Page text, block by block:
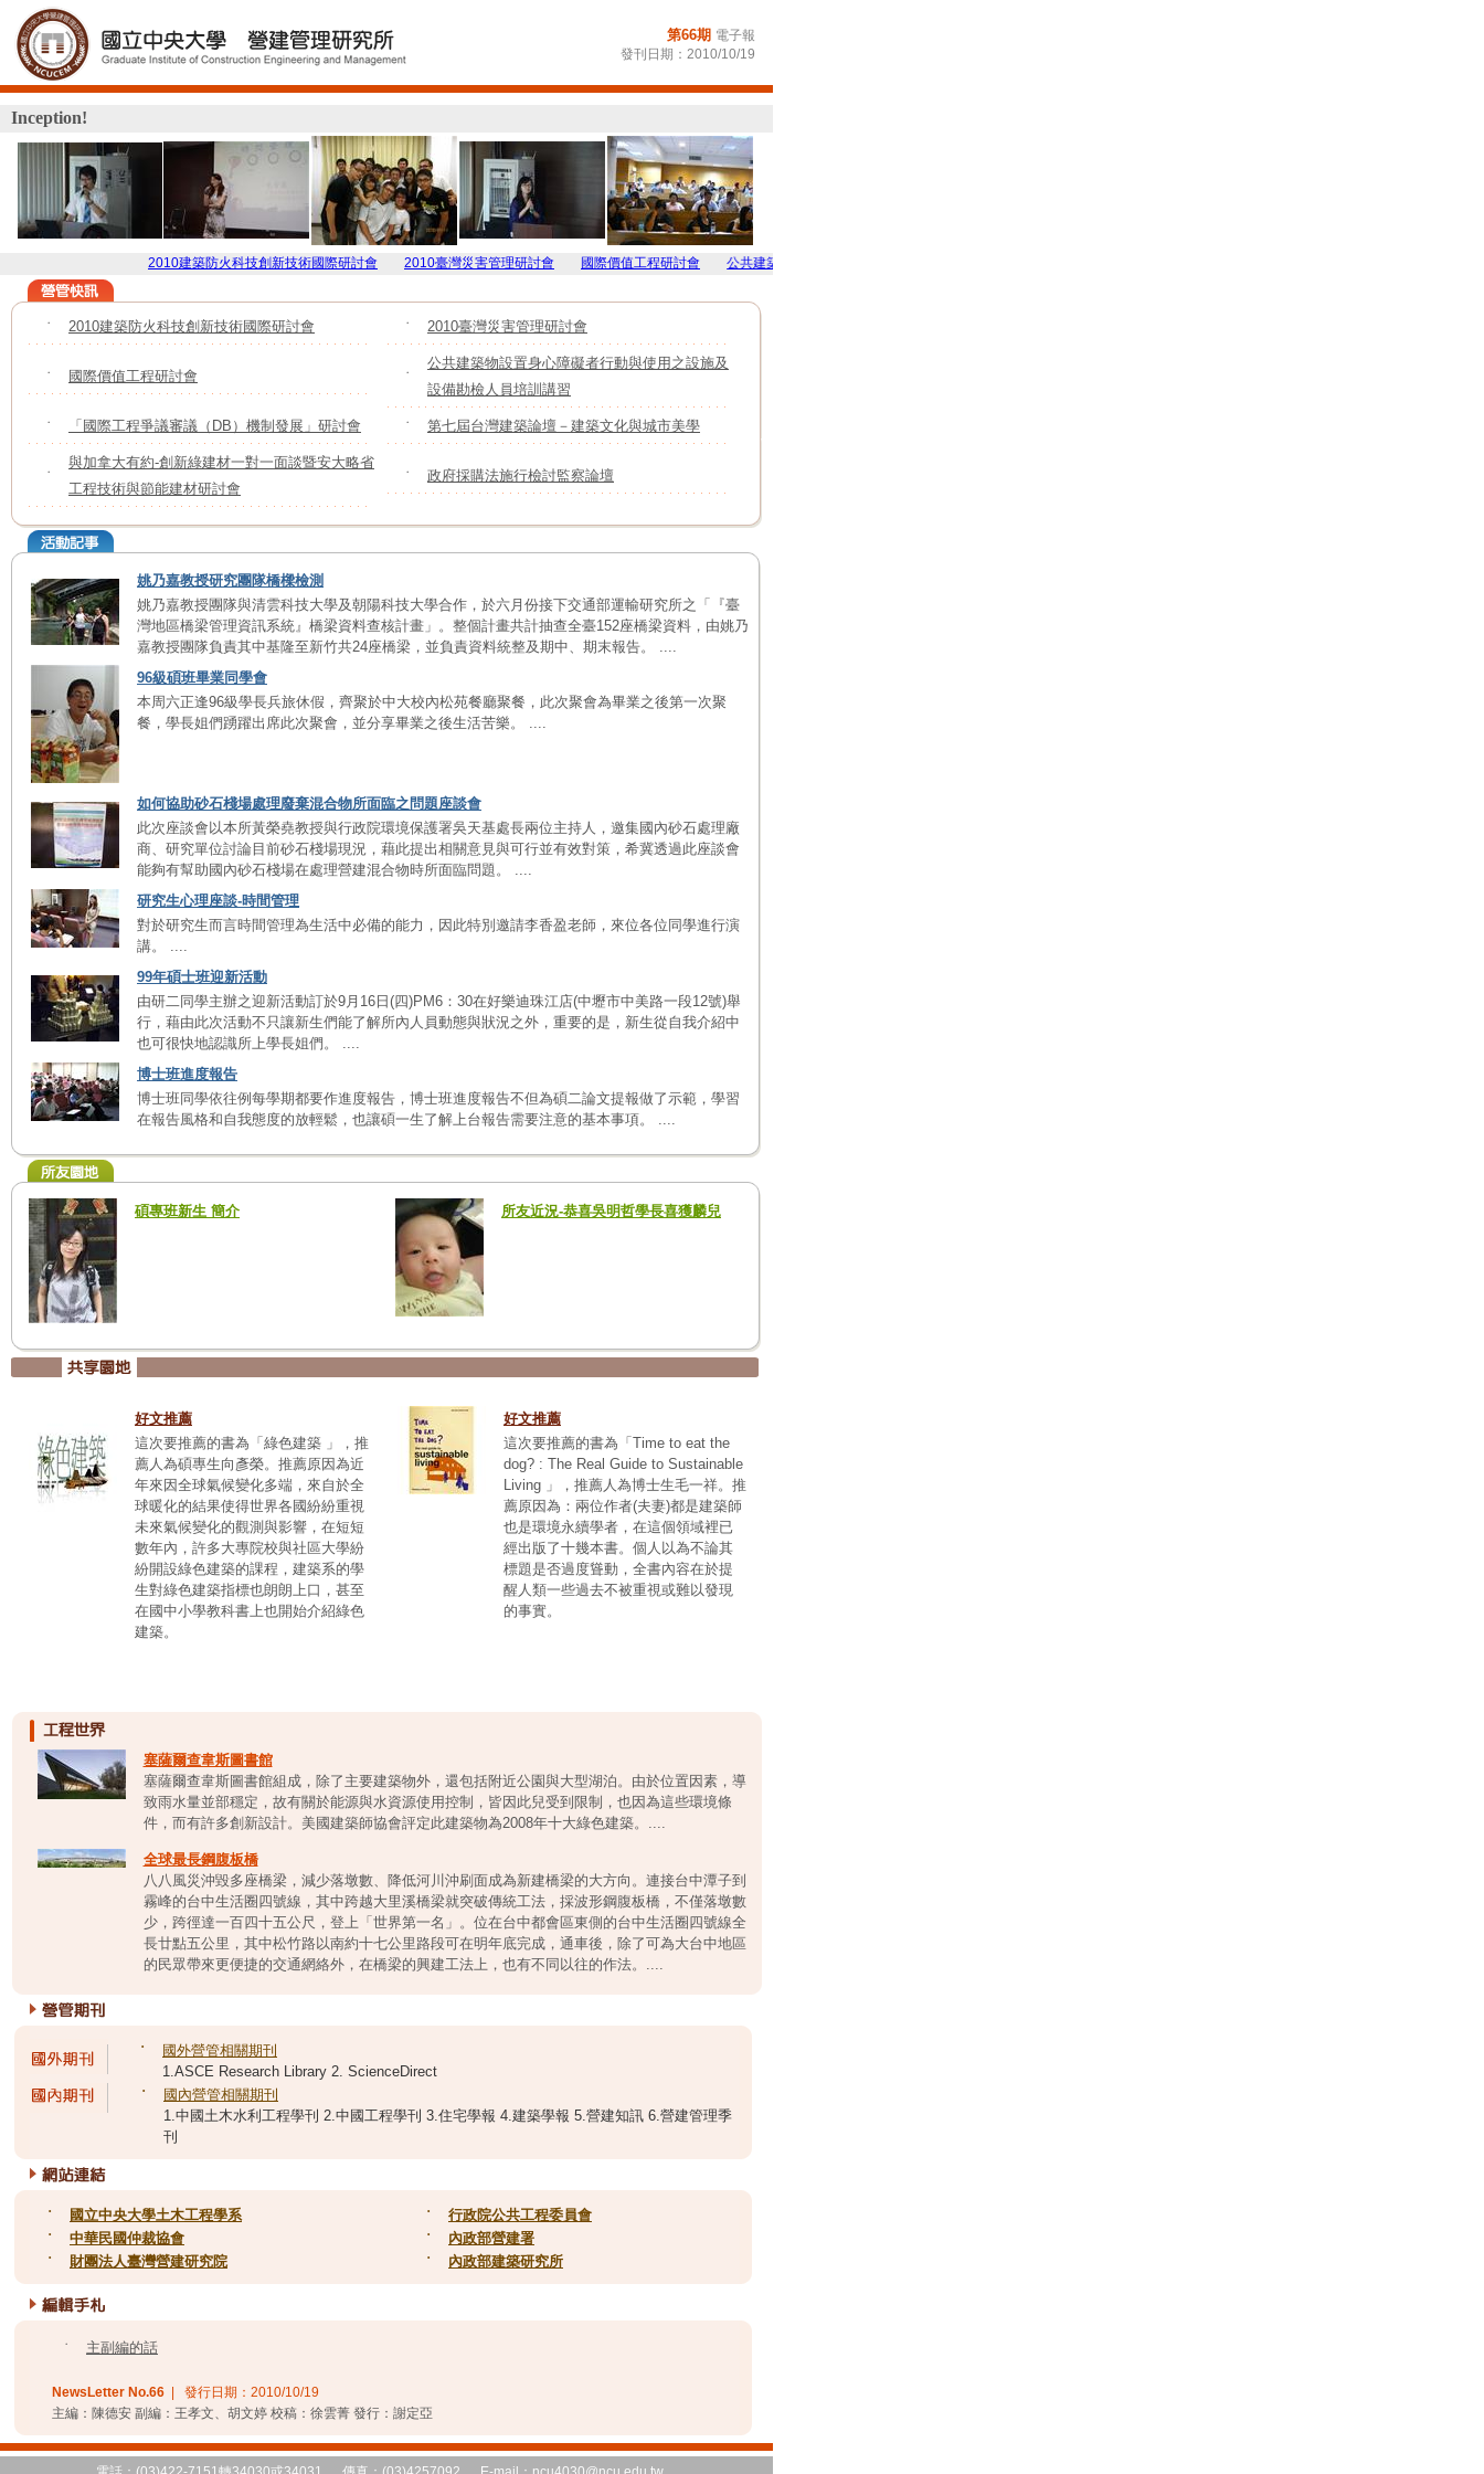
第66期 電子報
發刊日期： 2010/10/19
Inception!
2010建築防火科技創新技術國際研討會 2010臺灣災害管理研討會 國際價值工程研討會 公共建築物設置身心障礙者行動與使用之設施及設備勘檢人員培訓講習
˙ 2010建築防火科技創新技術國際研討會 ˙ 2010臺灣災害管理研討會
˙ 國際價值工程研討會 ˙
公共建築物設置身心障礙者行動與使用之設施及
設備勘檢人員培訓講習
˙ 「國際工程爭議審議（DB）機制發展」研討會 ˙ 第七屆台灣建築論壇－建築文化與城市美學
˙
與加拿大有約-創新綠建材一對一面談暨安大略省
工程技術與節能建材研討會
˙ 政府採購法施行檢討監察論壇
姚乃嘉教授研究團隊橋樑檢測
姚乃嘉教授團隊與清雲科技大學及朝陽科技大學合作，於六月份接下交通部運輸研究所之「『臺
灣地區橋梁管理資訊系統』橋梁資料查核計畫」。整個計畫共計抽查全臺152座橋梁資料，由姚乃
嘉教授團隊負責其中基隆至新竹共24座橋梁，並負責資料統整及期中、期末報告。 ....
96級碩班畢業同學會
本周六正逢96級學長兵旅休假，齊聚於中大校內松苑餐廳聚餐，此次聚會為畢業之後第一次聚
餐，學長姐們踴躍出席此次聚會，並分享畢業之後生活苦樂。 ....
如何協助砂石棧場處理廢棄混合物所面臨之問題座談會
此次座談會以本所黃榮堯教授與行政院環境保護署吳天基處長兩位主持人，邀集國內砂石處理廠
商、研究單位討論目前砂石棧場現況，藉此提出相關意見與可行並有效對策，希冀透過此座談會
能夠有幫助國內砂石棧場在處理營建混合物時所面臨問題。 ....
研究生心理座談-時間管理
對於研究生而言時間管理為生活中必備的能力，因此特別邀請李香盈老師，來位各位同學進行演
講。 ....
99年碩士班迎新活動
由研二同學主辦之迎新活動訂於9月16日(四)PM6：30在好樂迪珠江店(中壢市中美路一段12號)舉
行，藉由此次活動不只讓新生們能了解所內人員動態與狀況之外，重要的是，新生從自我介紹中
也可很快地認識所上學長姐們。 ....
博士班進度報告
博士班同學依往例每學期都要作進度報告，博士班進度報告不但為碩二論文提報做了示範，學習
在報告風格和自我態度的放輕鬆，也讓碩一生了解上台報告需要注意的基本事項。 ....
碩專班新生 簡介 所友近況-恭喜吳明哲學長喜獲麟兒
好文推薦
這次要推薦的書為「綠色建築 」，推
薦人為碩專生向彥榮。推薦原因為近
年來因全球氣候變化多端，來自於全
球暖化的結果使得世界各國紛紛重視
未來氣候變化的觀測與影響，在短短
數年內，許多大專院校與社區大學紛
紛開設綠色建築的課程，建築系的學
生對綠色建築指標也朗朗上口，甚至
在國中小學教科書上也開始介紹綠色
建築。
好文推薦
這次要推薦的書為「Time to eat the
dog? : The Real Guide to Sustainable
Living 」，推薦人為博士生毛一祥。推
薦原因為：兩位作者(夫妻)都是建築師
也是環境永續學者，在這個領域裡已
經出版了十幾本書。個人以為不論其
標題是否過度聳動，全書內容在於提
醒人類一些過去不被重視或難以發現
的事實。
塞薩爾查韋斯圖書館
塞薩爾查韋斯圖書館組成，除了主要建築物外，還包括附近公園與大型湖泊。由於位置因素，導
致雨水量並部穩定，故有關於能源與水資源使用控制，皆因此兒受到限制，也因為這些環境條
件，而有許多創新設計。美國建築師協會評定此建築物為2008年十大綠色建築。....
全球最長鋼腹板橋
八八風災沖毀多座橋梁，減少落墩數、降低河川沖刷面成為新建橋梁的大方向。連接台中潭子到
霧峰的台中生活圈四號線，其中跨越大里溪橋梁就突破傳統工法，採波形鋼腹板橋，不僅落墩數
少，跨徑達一百四十五公尺，登上「世界第一名」。位在台中都會區東側的台中生活圈四號線全
長廿點五公里，其中松竹路以南約十七公里路段可在明年底完成，通車後，除了可為大台中地區
的民眾帶來更便捷的交通網絡外，在橋梁的興建工法上，也有不同以往的作法。....
˙
國外營管相關期刊
1.ASCE Research Library 2. ScienceDirect
˙
國內營管相關期刊
1.中國土木水利工程學刊 2.中國工程學刊 3.住宅學報 4.建築學報 5.營建知訊 6.營建管理季
刊
˙ 國立中央大學土木工程學系 ˙
行政院公共工程委員會
˙
中華民國仲裁協會 ˙
內政部營建署
˙
財團法人臺灣營建研究院 ˙ 內政部建築研究所
˙ 主副編的話
NewsLetter No.66 | 發行日期： 2010/10/19
主編：陳德安 副編：王孝文、胡文婷 校稿：徐雲菁 發行：謝定亞